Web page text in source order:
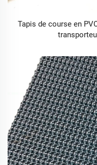
Tapis de course en